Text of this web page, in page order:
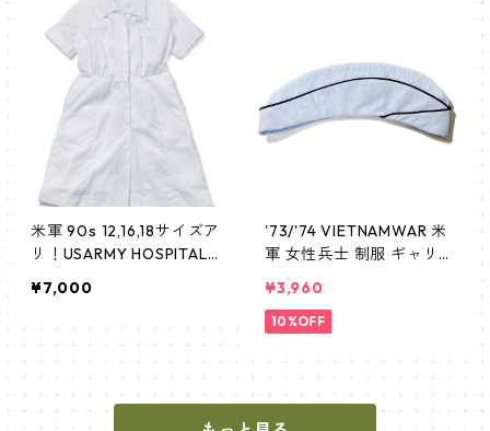
米軍 90s 12,16,18サイズア
リ！USARMY HOSPITAL
新品
¥7,000
'73/'74 VIETNAMWAR 米
軍 女性兵士 制服 ギャリソ
¥3,960
10%OFF